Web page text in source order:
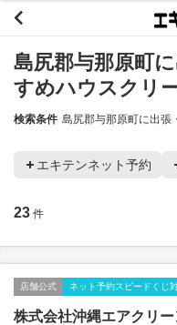
島尻郡与那原町
すめハウスクリ
検索条件 島尻郡与那原町に出張
エキテンネット予約
23 件
店舗公式 ネット予約スピードくじ
株式会社沖縄エアクリー